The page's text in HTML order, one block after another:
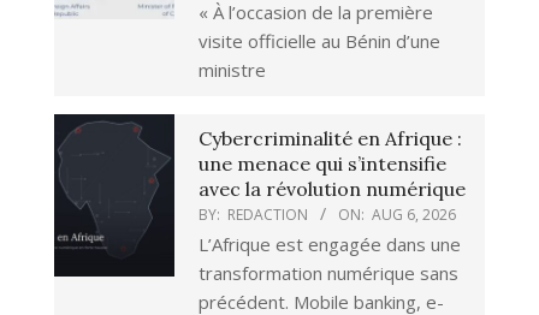
« À l’occasion de la première
visite officielle au Bénin d’une
ministre
Cybercriminalité en Afrique :
une menace qui s’intensifie
avec la révolution numérique
BY: REDACTION ON: AUG 6, 2026
L’Afrique est engagée dans une
transformation numérique sans
précédent. Mobile banking, e-